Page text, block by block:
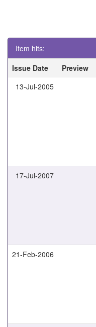
Item hits:
Issue Date
Preview
13-Jul-2005
17-Jul-2007
21-Feb-2006